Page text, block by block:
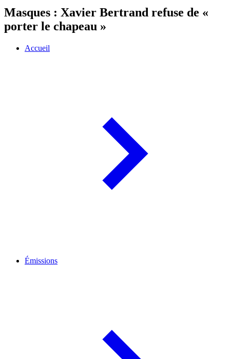
Masques : Xavier Bertrand refuse de «
porter le chapeau »
Accueil
Émissions